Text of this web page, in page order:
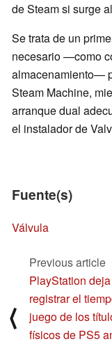
de Steam si surge
Se trata de un
necesario —como
almacenamiento—
Steam Machine,
arranque dual
el instalador de
Fuente(s)
Válvula
⟨
Previous article
PlayStation
registrar el
juego de los
físicos de PS5